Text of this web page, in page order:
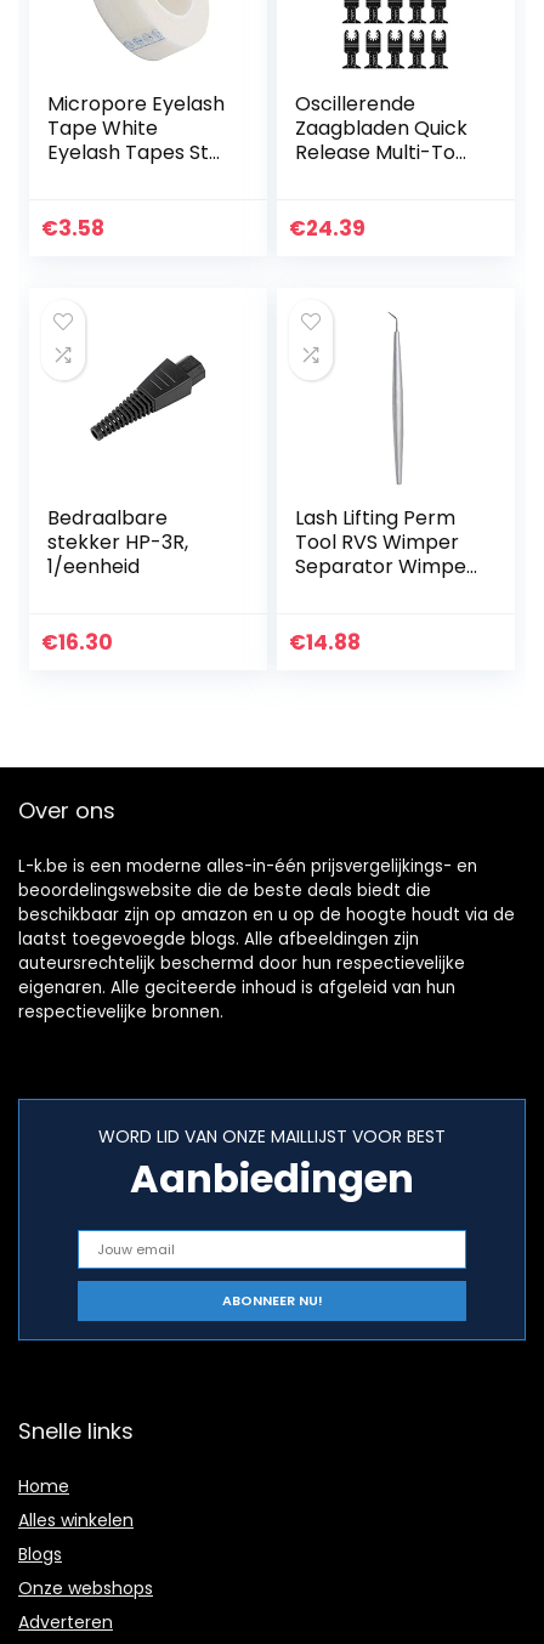
Micropore Eyelash
Tape White
Eyelash Tapes Stof
Lint Gratis
€3.58
Oscillerende
Zaagbladen Quick
Release Multi-Tool
Saw Blades Kit
€24.39
Bedraalbare
stekker HP-3R,
1/eenheid
€16.30
Lash Lifting Perm
Tool RVS Wimper
Separator Wimper
breken, niet
€14.88
Over ons
L-k.be is een moderne alles-in-één prijsvergelijkings- en
beoordelingswebsite die de beste deals biedt die
beschikbaar zijn op amazon en u op de hoogte houdt via de
laatst toegevoegde blogs. Alle afbeeldingen zijn
auteursrechtelijk beschermd door hun respectievelijke
eigenaren. Alle geciteerde inhoud is afgeleid van hun
respectievelijke bronnen.
WORD LID VAN ONZE MAILLIJST VOOR BEST
Aanbiedingen
Snelle links
Home
Alles winkelen
Blogs
Onze webshops
Adverteren